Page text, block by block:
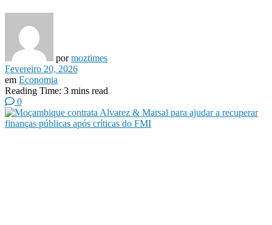
por moztimes
Fevereiro 20, 2026
em Economia
Reading Time: 3 mins read
0